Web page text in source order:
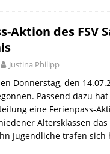
Aktion des FSV
Justina Philipp
Donnerstag, den
Passend dazu hat
eine Ferienpass-
Altersklassen
Jugendliche trafen sich